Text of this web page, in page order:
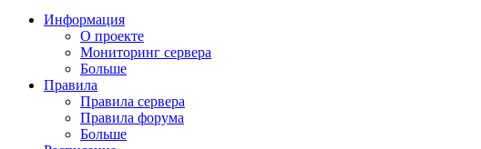
Информация
О проекте
Мониторинг сервера
Больше
Правила
Правила сервера
Правила форума
Больше